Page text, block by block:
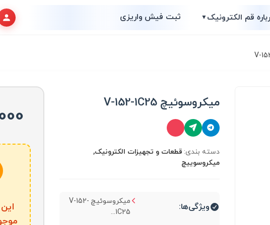
قم الکترونیک▼ ثبت فیش واریزی
میکروسوئیچ V-152-1C25
دسته بندی: قطعات و تجهیزات الکترونیک,
میکروسوییچ
ویژگی‌ها:
میکروسوئیچ V-152-
1C25...